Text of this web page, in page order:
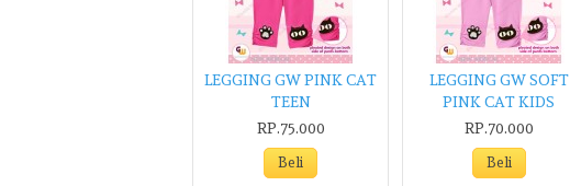
LEGGING GW PINK CAT
TEEN
RP.75.000
LEGGING GW SOFT
PINK CAT KIDS
RP.70.000